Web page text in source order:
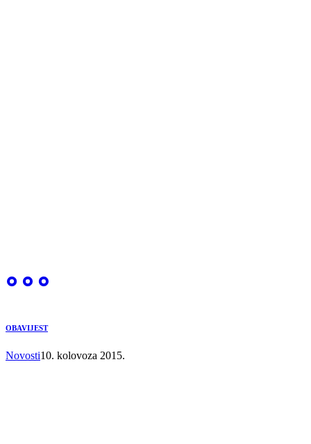
OBAVIJEST
Novosti10. kolovoza 2015.